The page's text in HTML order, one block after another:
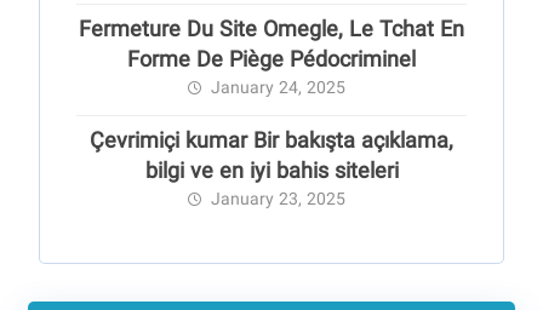
Fermeture Du Site Omegle, Le Tchat En
Forme De Piège Pédocriminel
January 24, 2025
Çevrimiçi kumar Bir bakışta açıklama,
bilgi ve en iyi bahis siteleri
January 23, 2025